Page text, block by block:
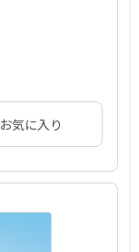
お気に入り